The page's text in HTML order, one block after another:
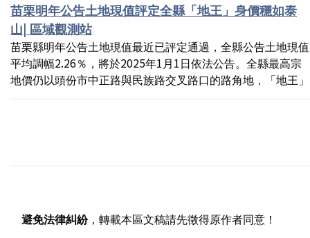
苗栗明年公告土地現值評定全縣「地王」身價穩如泰
山| 區域觀測站
苗栗縣明年公告土地現值最近已評定通過，全縣公告土地現值
平均調幅2.26％，將於2025年1月1日依法公告。全縣最高宗
地價仍以頭份市中正路與民族路交叉路口的路角地，「地王」
避免法律糾紛，轉載本區文稿請先徵得原作者同意！